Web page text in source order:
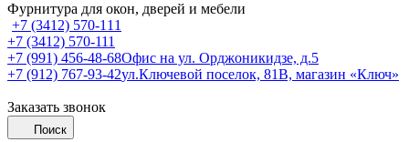
Фурнитура для окон, дверей и мебели
+7 (3412) 570-111
+7 (3412) 570-111
+7 (991) 456-48-68Офис на ул. Орджоникидзе, д.5
+7 (912) 767-93-42ул.Ключевой поселок, 81В, магазин «Ключ»
Заказать звонок
Поиск